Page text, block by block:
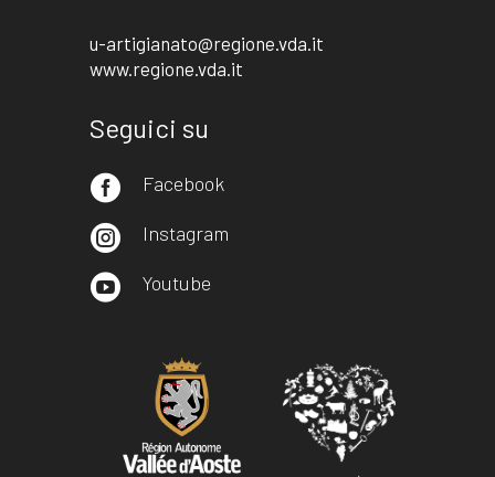
u-artigianato@regione.vda.it
www.regione.vda.it
Seguici su
 Facebook
 Instagram
 Youtube